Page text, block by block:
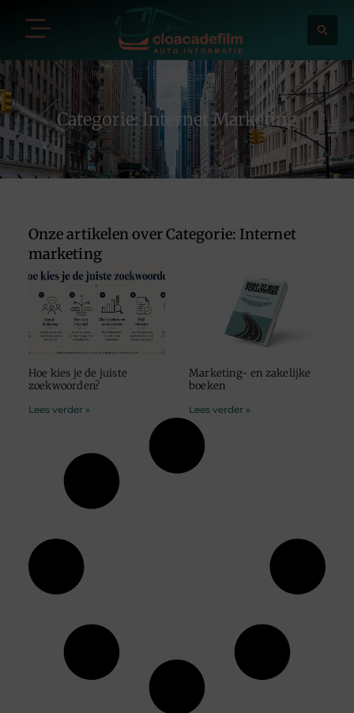
Categorie: Internet Marketing
Onze artikelen over Categorie: Internet
marketing
Hoe kies je de juiste
zoekwoorden?
Lees verder »
Marketing- en zakelijke
boeken
Lees verder »